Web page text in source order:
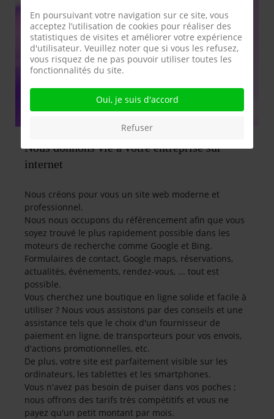
Nous donnons vie à votre entreprise sur
internet
Nous créons pour vous un site web moderne et
professionnel.
Nous nous occupons du référencement afin que vous
soyez trouvé le plus rapidement possible dans les
moteurs de recherche comme Google et Bing.
Formulaires de contact, Google maps, réservations,
actualités, événements, rendez-vous, ... tout est
possible.
Vous cherchez une boutique en ligne solide et facile à
utiliser ? Nous vous assistons par des conseils et une
assistance tels que le choix d'un fournisseur de
paiement en ligne, de transporteurs pour vos envois,
d'actions promotionnelles, etc.
De plus, votre site est parfaitement visible sur les
ordinateurs, les tablettes et les smartphones.
Vous n'avez pas besoin de puiser dans vos poches ;
nous offrons des tarifs très compétitifs et vous ne
payez qu'un petit montant par mois.
En poursuivant votre navigation sur ce site, vous
acceptez l’utilisation de cookies pour réaliser des
statistiques de visites et améliorer votre expérience
d'utilisateur. Veuillez noter que si vous les refusez,
vous risquez de ne pas pouvoir utiliser toutes les
fonctionnalités du site.
Oui, je suis d'accord
Refuser